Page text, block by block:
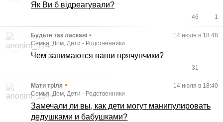
Як Ви б відреагували?
46 1
Будьте так ласкаві •
14 июля в 18:48
Семья, Дом, Дети - Родственники
Чем занимаются ваши прячунчики?
31
Мати тріля •
14 июля в 18:40
Семья, Дом, Дети - Родственники
Замечали ли вы, как дети могут манипулировать
дедушками и бабушками?